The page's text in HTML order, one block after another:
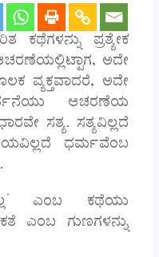
ಪ್ರತ್ಯೇಕ
ಅದೇ
ವ್ಯಕ್ತವಾದರೆ, ಅದೇ
ಆಚರಣೆಯ
ಸತ್ಯ. ಸತ್ಯವಿಲ್ಲದೆ
ಧರ್ಮವೆಂಬ
ಎಂಬ ಕಥೆಯು
ಎಂಬ ಗುಣಗಳನ್ನು